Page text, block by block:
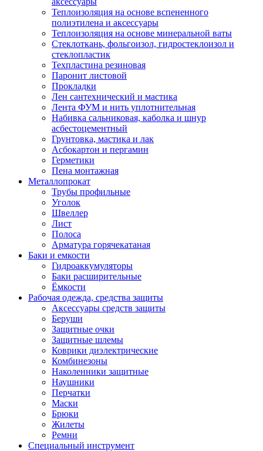
Теплоизоляция на основе вспененного
полиэтилена и аксессуары
Теплоизоляция на основе минеральной ваты
Стеклоткань, фольгоизол, гидростеклоизол и
стеклопластик
Техпластина резиновая
Паронит листовой
Прокладки
Лен сантехнический и мастика
Лента ФУМ и нить уплотнительная
Набивка сальниковая, каболка и шнур
асбестоцементный
Грунтовка, мастика и лак
Асбокартон и пергамин
Герметики
Пена монтажная
Металлопрокат
Трубы профильные
Уголок
Швеллер
Лист
Полоса
Арматура горячекатаная
Баки и емкости
Гидроаккумуляторы
Баки расширительные
Ёмкости
Рабочая одежда, средства защиты
Аксессуары средств защиты
Беруши
Защитные очки
Защитные шлемы
Коврики диэлектрические
Комбинезоны
Наколенники защитные
Наушники
Перчатки
Маски
Брюки
Жилеты
Ремни
Специальный инструмент